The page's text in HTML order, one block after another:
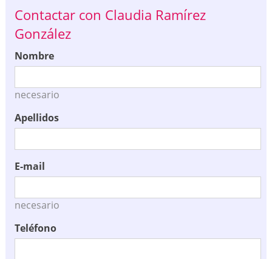
Contactar con Claudia Ramírez
González
Nombre
necesario
Apellidos
E-mail
necesario
Teléfono